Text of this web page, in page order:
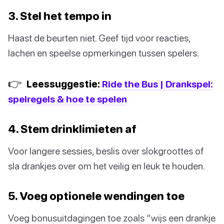
3. Stel het tempo in
Haast de beurten niet. Geef tijd voor reacties,
lachen en speelse opmerkingen tussen spelers.
👉 Leessuggestie: Ride the Bus | Drankspel:
spelregels & hoe te spelen
4. Stem drinklimieten af
Voor langere sessies, beslis over slokgroottes of
sla drankjes over om het veilig en leuk te houden.
5. Voeg optionele wendingen toe
Voeg bonusuitdagingen toe zoals “wijs een drankje